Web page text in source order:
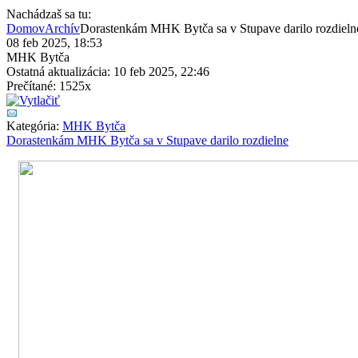
Nachádzaš sa tu:
DomovArchívDorastenkám MHK Bytča sa v Stupave darilo
08 feb 2025, 18:53
MHK Bytča
Ostatná aktualizácia: 10 feb 2025, 22:46
Prečítané: 1525x
Kategória: MHK Bytča
Dorastenkám MHK Bytča sa v Stupave darilo rozdielne